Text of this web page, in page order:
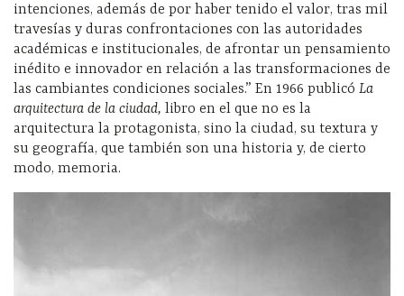
intenciones, además de por haber tenido el valor, tras mil
travesías y duras confrontaciones con las autoridades
académicas e institucionales, de afrontar un pensamiento
inédito e innovador en relación a las transformaciones de
las cambiantes condiciones sociales.” En 1966 publicó La
arquitectura de la ciudad, libro en el que no es la
arquitectura la protagonista, sino la ciudad, su textura y
su geografía, que también son una historia y, de cierto
modo, memoria.